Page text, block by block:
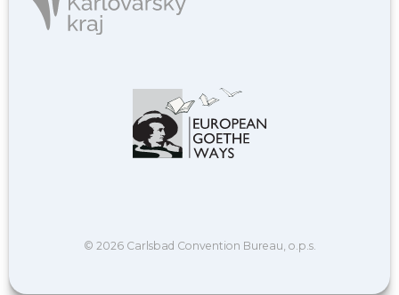
© 2026 Carlsbad Convention Bureau, o.p.s.